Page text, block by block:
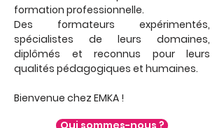
formation professionnelle.
Des formateurs expérimentés,
spécialistes de leurs domaines,
diplômés et reconnus pour leurs
qualités pédagogiques et humaines.
Bienvenue chez EMKA !
Qui sommes-nous ?